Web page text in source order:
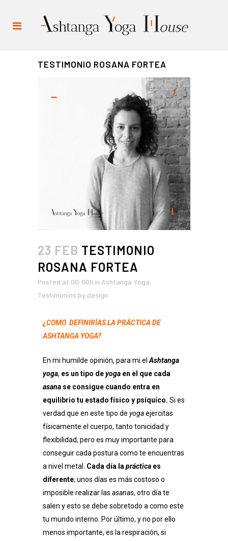
TESTIMONIO ROSANA FORTEA
23 FEB TESTIMONIO
ROSANA FORTEA
Posted at 00:00h in Ashtanga Yoga,
Testimonios by design
¿COMO DEFINIRÍAS LA PRÁCTICA DE
ASHTANGA YOGA?
En mi humilde opinión, para mi el Ashtanga
yoga, es un tipo deyoga en el que cada
asana se consigue cuando entra en
equilibrio tu estado físico y psíquico. Si es
verdad que en este tipo de yogaejercitas
físicamente el cuerpo, tanto tonicidad y
flexibilidad, pero es muy importante para
conseguir cada postura como te encuentras
a nivel metal. Cada día la práctica es
diferente, unos días es más costoso o
imposible realizar las asanas, otro día te
salen y esto se debe sobretodo a como este
tu mundo interno. Por último, y no por ello
menos importante, es la respiración, si